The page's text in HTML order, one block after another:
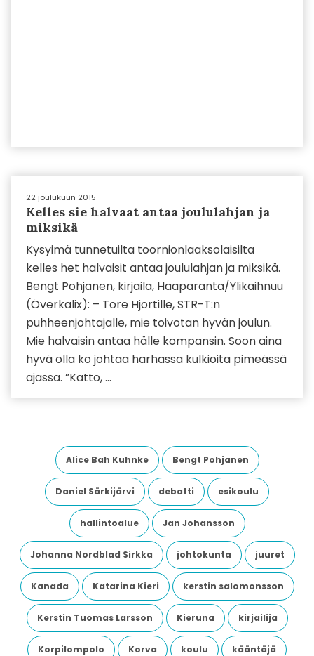
22 joulukuun 2015
Kelles sie halvaat antaa joululahjan ja
miksikä
Kysyimä tunnetuilta toornionlaaksolaisilta
kelles het halvaisit antaa joululahjan ja miksikä.
Bengt Pohjanen, kirjaila, Haaparanta/Ylikaihnuu
(Överkalix): – Tore Hjortille, STR-T:n
puhheenjohtajalle, mie toivotan hyvän joulun.
Mie halvaisin antaa hälle kompansin. Soon aina
hyvä olla ko johtaa harhassa kulkioita pimeässä
ajassa. ”Katto, ...
Alice Bah Kuhnke Bengt Pohjanen
Daniel Särkijärvi debatti esikoulu
hallintoalue Jan Johansson
Johanna Nordblad Sirkka johtokunta juuret
Kanada Katarina Kieri kerstin salomonsson
Kerstin Tuomas Larsson Kieruna kirjailija
Korpilompolo Korva koulu kääntäjä